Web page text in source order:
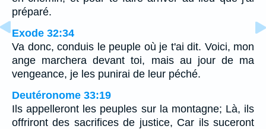
préparé.
Exode 32:34
Va donc, conduis le peuple où je t'ai dit. Voici, mon
ange marchera devant toi, mais au jour de ma
vengeance, je les punirai de leur péché.
Deutéronome 33:19
Ils appelleront les peuples sur la montagne; Là, ils
offriront des sacrifices de justice, Car ils suceront